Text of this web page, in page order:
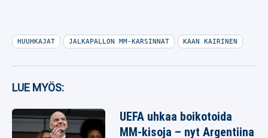
HUUHKAJAT JALKAPALLON MM-KARSINNAT KAAN KAIRINEN
LUE MYÖS:
UEFA uhkaa boikotoida
MM-kisoja – nyt Argentiina